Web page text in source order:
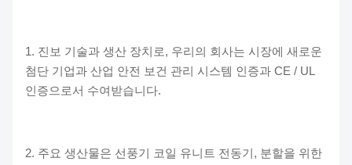
1. 진보 기술과 생산 장치로, 우리의 회사는 시장에 새로운
첨단 기업과 산업 안전 보건 관리 시스템 인증과 CE / UL
인증으로서 수여받습니다.
2. 주요 생산물은 선풍기 코일 유니트 전동기, 분할을 위한